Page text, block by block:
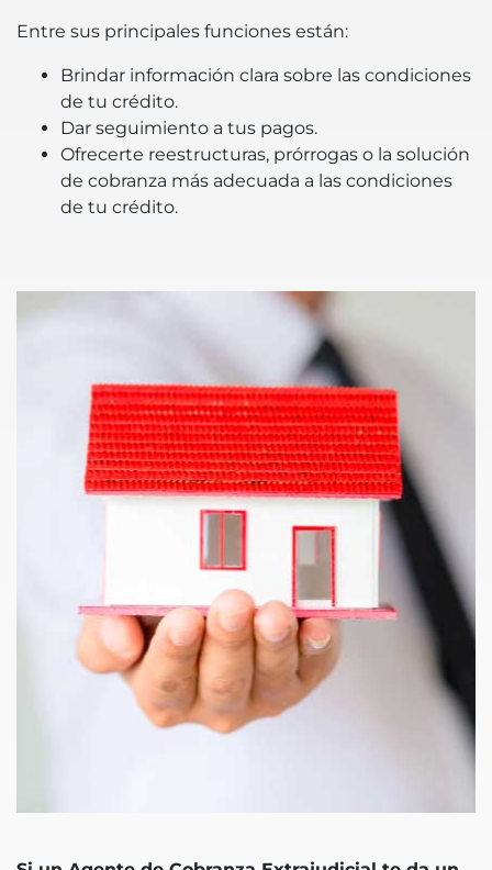
Entre sus principales funciones están:
Brindar información clara sobre las condiciones
de tu crédito.
Dar seguimiento a tus pagos.
Ofrecerte reestructuras, prórrogas o la solución
de cobranza más adecuada a las condiciones
de tu crédito.